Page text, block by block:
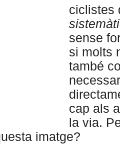
ciclistes
sense
si molts
també
cap als
la via.
imatge?